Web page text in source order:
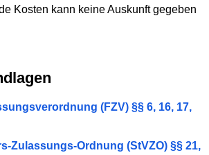
Kosten kann keine Auskunft gegeben
(FZV) §§ 6, 16, 17,
Zulassungs-Ordnung (StVZO) §§ 21,